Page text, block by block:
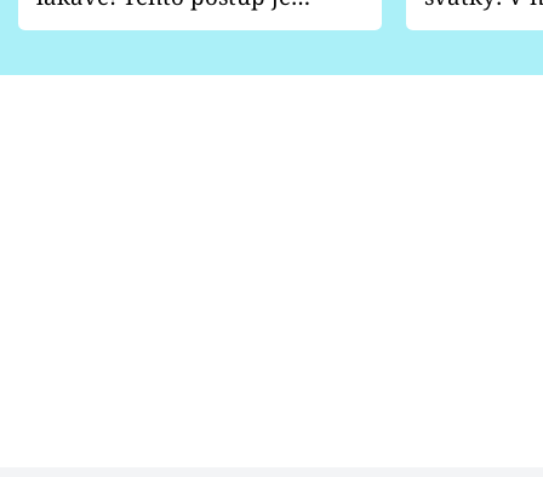
vhodný jen pro některé
pondělí